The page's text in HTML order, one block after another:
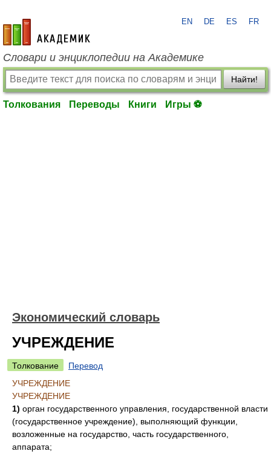
academic.ru
EN DE ES FR
Словари и энциклопедии на Академике
Найти!
Толкования Переводы Книги Игры ⚽
Экономический словарь
УЧРЕЖДЕНИЕ
Толкование
Перевод
УЧРЕЖДЕНИЕ
УЧРЕЖДЕНИЕ
1) орган государственного управления, государственной власти
(государственное учреждение), выполняющий функции,
возложенные на государство, часть государственного,
аппарата;